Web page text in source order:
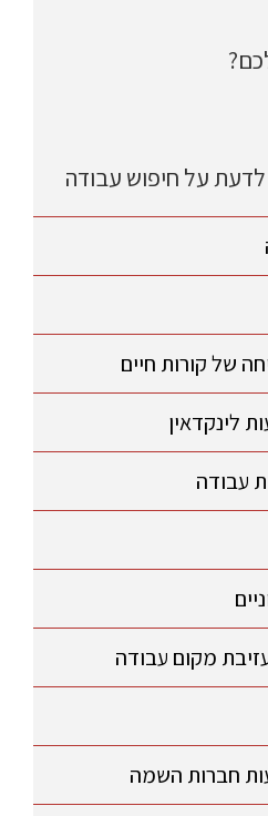
על חיפוש עבודה
של קורות חיים
לינקדאין
עבודה
מקום עבודה
חברות השמה